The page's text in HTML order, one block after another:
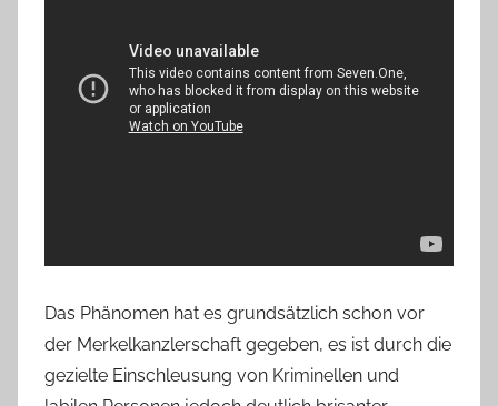
Das Phänomen hat es grundsätzlich schon vor
der Merkelkanzlerschaft gegeben, es ist durch die
gezielte Einschleusung von Kriminellen und